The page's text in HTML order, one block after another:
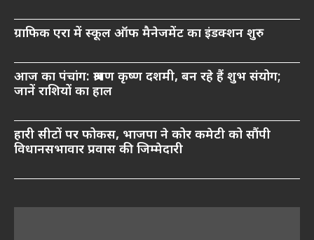
ग्राफिक एरा में स्कूल ऑफ मैनेजमेंट का इंडक्शन शुरु
आज का पंचांग: श्रावण कृष्ण दशमी, बन रहे हैं शुभ संयोग;
जानें राशियों का हाल
हारी सीटों पर फोकस, भाजपा ने कोर कमेटी को सौंपी
विधानसभावार प्रवास की जिम्मेदारी